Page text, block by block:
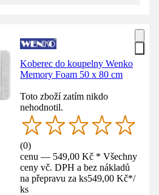
Koberec do koupelny Wenko
Memory Foam 50 x 80 cm
Toto zboží zatím nikdo
nehodnotil.
(0)
cenu — 549,00 Kč * Všechny
ceny vč. DPH a bez nákladů
na přepravu za ks549,00 Kč*/
ks